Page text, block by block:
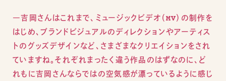
―吉岡さんはこれまで、ミュージックビデオ（MV）の制作を
はじめ、ブランドビジュアルのディレクションやアーティス
トのグッズデザインなど、さまざまなクリエイションをされ
ていますね。それぞれまったく違う作品のはずなのに、ど
れもに吉岡さんならではの空気感が漂っているように感じ